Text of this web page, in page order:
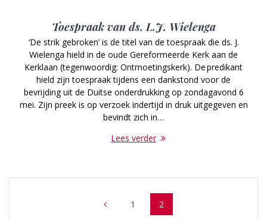
Toespraak van ds. L.J. Wielenga
‘De strik gebroken’ is de titel van de toespraak die ds. J.
Wielenga hield in de oude Gereformeerde Kerk aan de
Kerklaan (tegenwoordig: Ontmoetingskerk). De predikant
hield zijn toespraak tijdens een dankstond voor de
bevrijding uit de Duitse onderdrukking op zondagavond 6
mei. Zijn preek is op verzoek indertijd in druk uitgegeven en
bevindt zich in…
Lees verder
Page
1 Page
2